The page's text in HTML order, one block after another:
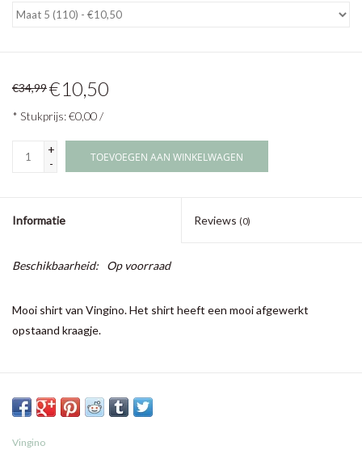
€34,99€10,50
* Stukprijs: €0,00 /
+
-
TOEVOEGEN AAN WINKELWAGEN
Informatie Reviews (0)
Beschikbaarheid: Op voorraad
Mooi shirt van Vingino. Het shirt heeft een mooi afgewerkt
opstaand kraagje.
Vingino